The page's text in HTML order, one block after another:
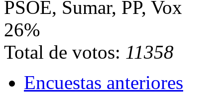
PSOE, Sumar, PP, Vox
26%
Total de votos: 11358
Encuestas anteriores